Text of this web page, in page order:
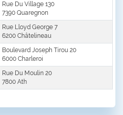
Rue Du Village 130
7390 Quaregnon
Rue Lloyd George 7
6200 Châtelineau
Boulevard Joseph Tirou 20
6000 Charleroi
Rue Du Moulin 20
7800 Ath